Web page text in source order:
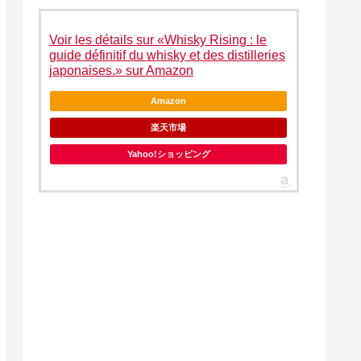
Voir les détails sur «Whisky Rising : le
guide définitif du whisky et des distilleries
japonaises.» sur Amazon
Amazon
楽天市場
Yahoo!ショッピング